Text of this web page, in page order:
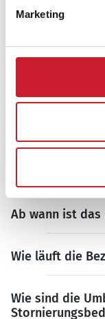
Marketing
Partners
Wie hoch sind
Kann ich das
Ab wann ist das
Wie läuft die
Wie sind die